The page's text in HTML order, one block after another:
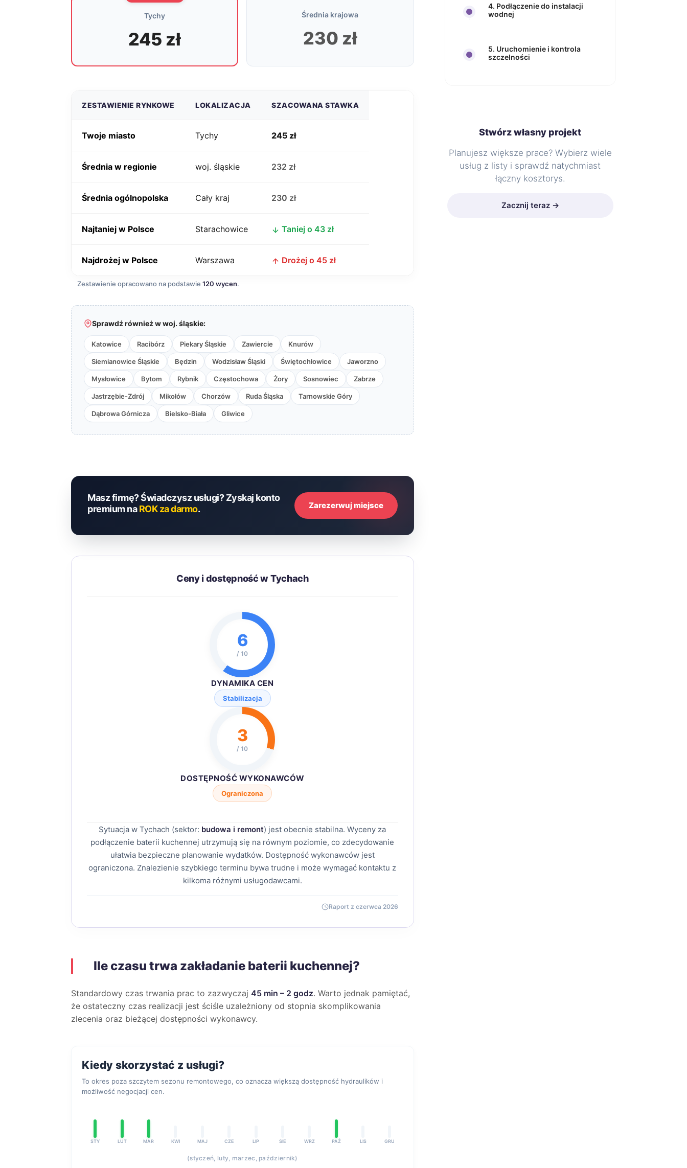
Tychy
245 zł
Średnia krajowa
230 zł
ZESTAWIENIE RYNKOWE LOKALIZACJA SZACOWANA STAWKA
Twoje miasto Tychy 245 zł
Średnia w regionie woj. śląskie 232 zł
Średnia ogólnopolska Cały kraj 230 zł
Najtaniej w Polsce Starachowice Taniej o 43 zł
Najdrożej w Polsce Warszawa Drożej o 45 zł
Zestawienie opracowano na podstawie 120 wycen.
Sprawdź również w woj. śląskie:
Katowice Racibórz Piekary Śląskie Zawiercie Knurów
Siemianowice Śląskie Będzin Wodzisław Śląski Świętochłowice Jaworzno
Mysłowice Bytom Rybnik Częstochowa Żory Sosnowiec Zabrze
Jastrzębie-Zdrój Mikołów Chorzów Ruda Śląska Tarnowskie Góry
Dąbrowa Górnicza Bielsko-Biała Gliwice
Masz firmę? Świadczysz usługi? Zyskaj konto
premium naROK za darmo. Zarezerwuj miejsce
Ceny i dostępność w Tychach
6
/ 10
DYNAMIKA CEN
Stabilizacja
3
/ 10
DOSTĘPNOŚĆ WYKONAWCÓW
Ograniczona
Sytuacja w Tychach (sektor: budowa i remont) jest obecnie stabilna. Wyceny za
podłączenie baterii kuchennej utrzymują się na równym poziomie, co zdecydowanie
ułatwia bezpieczne planowanie wydatków. Dostępność wykonawców jest
ograniczona. Znalezienie szybkiego terminu bywa trudne i może wymagać kontaktu z
kilkoma różnymi usługodawcami.
Raport z czerwca 2026
Ile czasu trwa zakładanie baterii kuchennej?
Standardowy czas trwania prac to zazwyczaj 45 min – 2 godz. Warto jednak pamiętać,
że ostateczny czas realizacji jest ściśle uzależniony od stopnia skomplikowania
zlecenia oraz bieżącej dostępności wykonawcy.
Kiedy skorzystać z usługi?
To okres poza szczytem sezonu remontowego, co oznacza większą dostępność hydraulików i
możliwość negocjacji cen.
STY LUT MAR KWI MAJ CZE LIP SIE WRZ PAŹ LIS GRU
(styczeń, luty, marzec, październik)
4. Podłączenie do instalacji
wodnej
5. Uruchomienie i kontrola
szczelności
Stwórz własny projekt
Planujesz większe prace? Wybierz wiele
usług z listy i sprawdź natychmiast
łączny kosztorys.
Zacznij teraz →